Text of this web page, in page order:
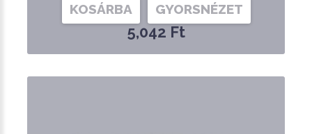
5,042 Ft
KOSÁRBA GYORSNÉZET